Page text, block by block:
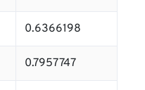
0.6366198
0.7957747